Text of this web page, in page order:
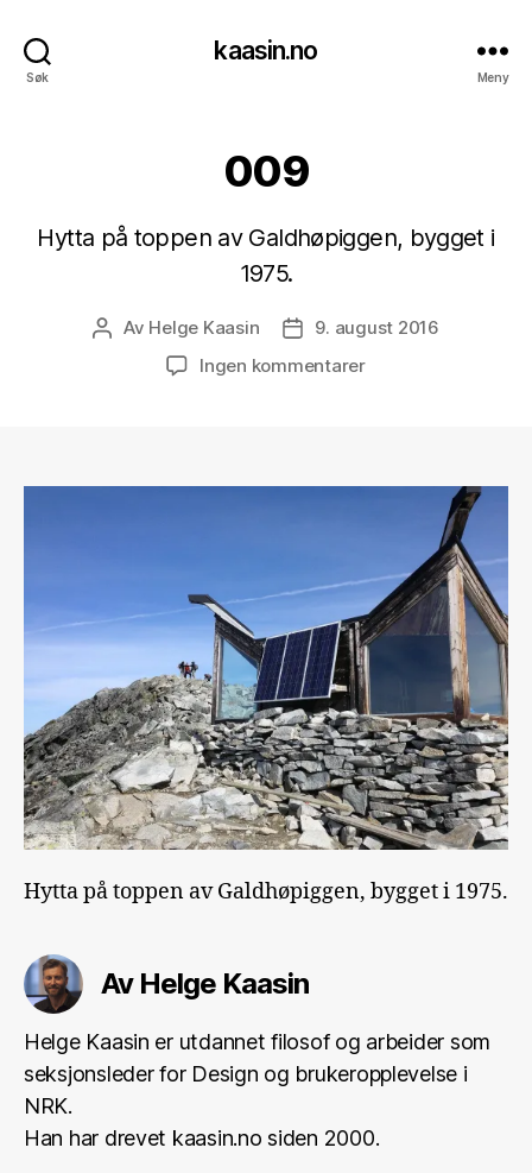
Søk
kaasin.no
Meny
009
Hytta på toppen av Galdhøpiggen, bygget i
1975.
Innleggsforfatter
Av Helge Kaasin Publiseringsdato
9. august 2016
Ingen kommentarertil
Hytta på toppen av Galdhøpiggen, bygget i 1975.
Av Helge Kaasin
Helge Kaasin er utdannet filosof og arbeider som
seksjonsleder for Design og brukeropplevelse i
NRK.
Han har drevet kaasin.no siden 2000.